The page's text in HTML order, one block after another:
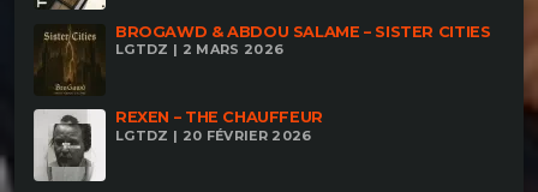
BROGAWD & ABDOU SALAME – SISTER CITIES
LGTDZ | 2 MARS 2026
REXEN – THE CHAUFFEUR
LGTDZ | 20 FÉVRIER 2026